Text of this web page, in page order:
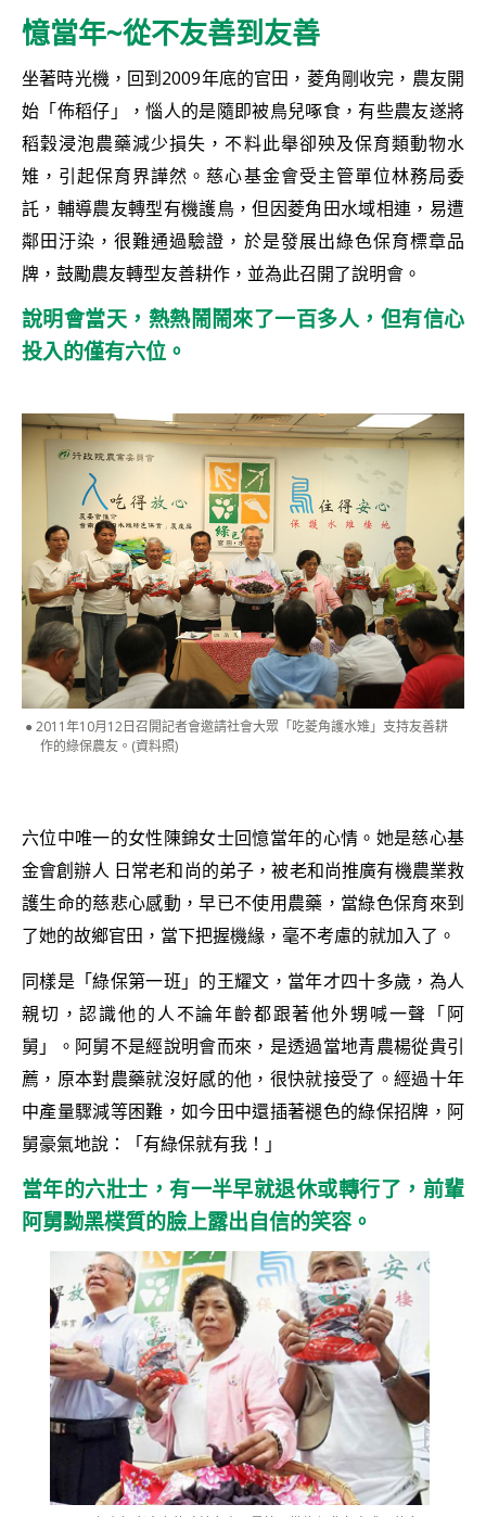
憶當年~從不友善到友善
坐著時光機，回到2009年底的官田，菱角剛收完，農友開
始「佈稻仔」，惱人的是隨即被鳥兒啄食，有些農友遂將
稻穀浸泡農藥減少損失，不料此舉卻殃及保育類動物水
雉，引起保育界譁然。慈心基金會受主管單位林務局委
託，輔導農友轉型有機護鳥，但因菱角田水域相連，易遭
鄰田汙染，很難通過驗證，於是發展出綠色保育標章品
牌，鼓勵農友轉型友善耕作，並為此召開了說明會。
說明會當天，熱熱鬧鬧來了一百多人，但有信心
投入的僅有六位。
2011年10月12日召開記者會邀請社會大眾「吃菱角護水雉」支持友善耕
作的綠保農友。(資料照)
六位中唯一的女性陳錦女士回憶當年的心情。她是慈心基
金會創辦人 日常老和尚的弟子，被老和尚推廣有機農業救
護生命的慈悲心感動，早已不使用農藥，當綠色保育來到
了她的故鄉官田，當下把握機緣，毫不考慮的就加入了。
同樣是「綠保第一班」的王耀文，當年才四十多歲，為人
親切，認識他的人不論年齡都跟著他外甥喊一聲「阿
舅」。阿舅不是經說明會而來，是透過當地青農楊從貴引
薦，原本對農藥就沒好感的他，很快就接受了。經過十年
中產量驟減等困難，如今田中還插著褪色的綠保招牌，阿
舅豪氣地說：「有綠保就有我！」
當年的六壯士，有一半早就退休或轉行了，前輩
阿舅黝黑樸質的臉上露出自信的笑容。